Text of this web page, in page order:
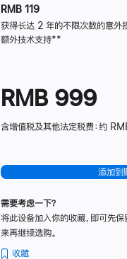
RMB 119
获得长达 2 年的不限次数的意外
额外技术支持脚
**
RMB 999
含增值税及其他法定税费：约
添加到
需要考虑一下？
将此设备加入你的收藏，即可先
来再继续选购。
收藏